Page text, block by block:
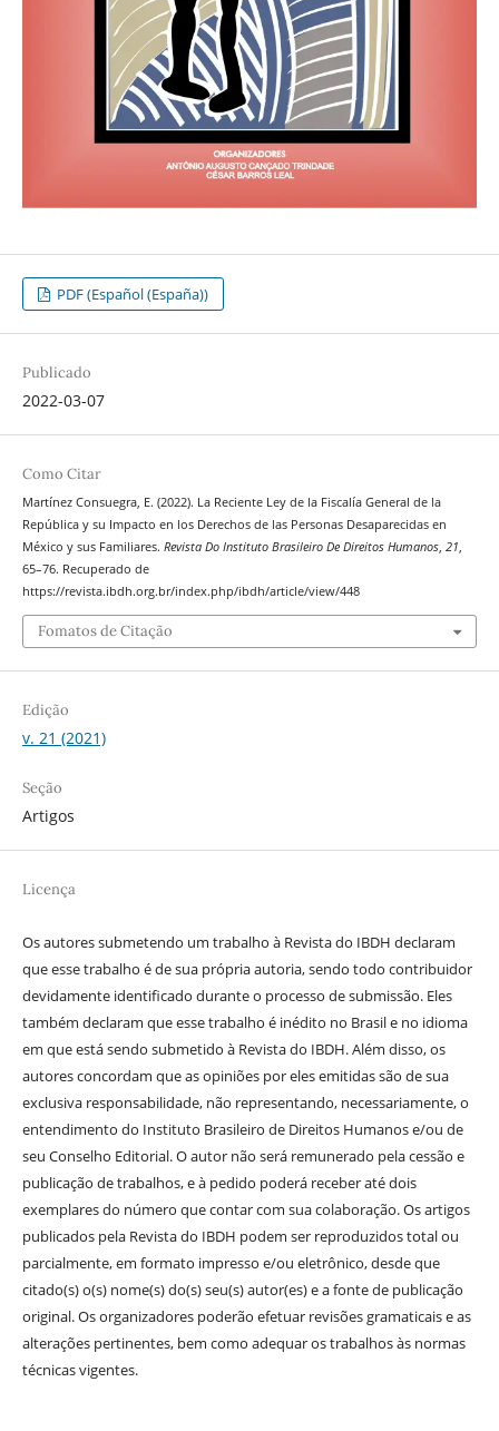
PDF (Español (España))
Publicado
2022-03-07
Como Citar
Martínez Consuegra, E. (2022). La Reciente Ley de la Fiscalía General de la
República y su Impacto en los Derechos de las Personas Desaparecidas en
México y sus Familiares. Revista Do Instituto Brasileiro De Direitos Humanos, 21,
65–76. Recuperado de
https://revista.ibdh.org.br/index.php/ibdh/article/view/448
Fomatos de Citação
Edição
v. 21 (2021)
Seção
Artigos
Licença
Os autores submetendo um trabalho à Revista do IBDH declaram
que esse trabalho é de sua própria autoria, sendo todo contribuidor
devidamente identificado durante o processo de submissão. Eles
também declaram que esse trabalho é inédito no Brasil e no idioma
em que está sendo submetido à Revista do IBDH. Além disso, os
autores concordam que as opiniões por eles emitidas são de sua
exclusiva responsabilidade, não representando, necessariamente, o
entendimento do Instituto Brasileiro de Direitos Humanos e/ou de
seu Conselho Editorial. O autor não será remunerado pela cessão e
publicação de trabalhos, e à pedido poderá receber até dois
exemplares do número que contar com sua colaboração. Os artigos
publicados pela Revista do IBDH podem ser reproduzidos total ou
parcialmente, em formato impresso e/ou eletrônico, desde que
citado(s) o(s) nome(s) do(s) seu(s) autor(es) e a fonte de publicação
original. Os organizadores poderão efetuar revisões gramaticais e as
alterações pertinentes, bem como adequar os trabalhos às normas
técnicas vigentes.